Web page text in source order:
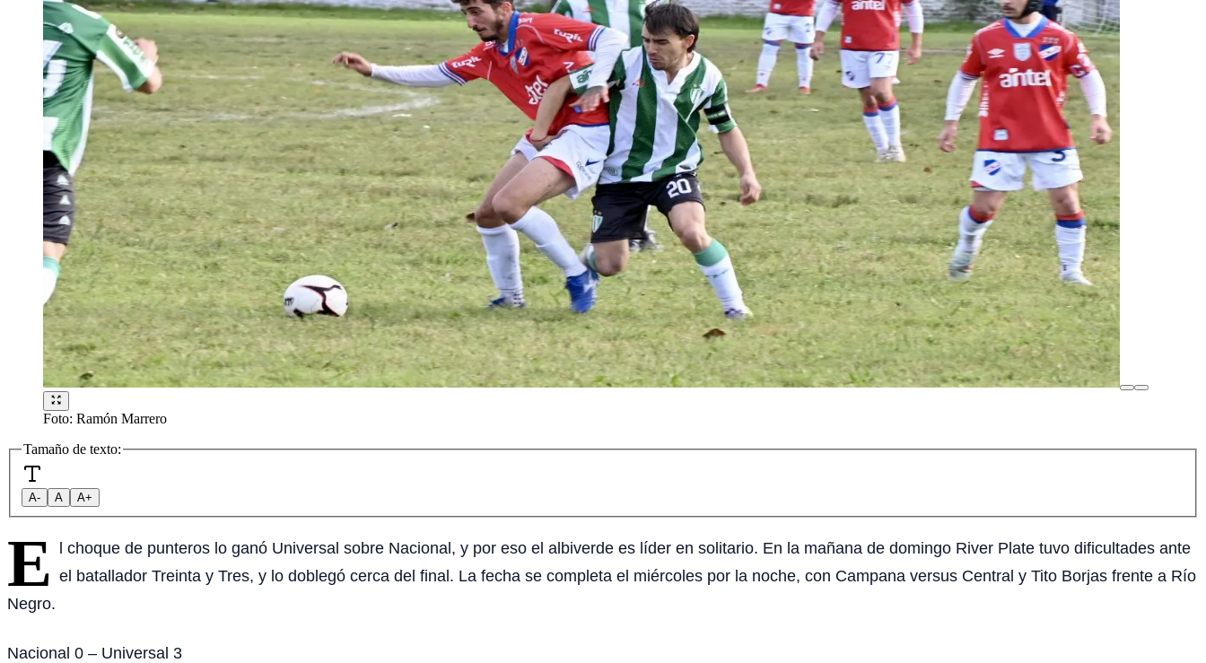
Foto: Ramón Marrero
Tamaño de texto:
A- A A+
E l choque de punteros lo ganó Universal sobre Nacional, y por eso el albiverde es líder en solitario. En la mañana de domingo River Plate tuvo dificultades ante
el batallador Treinta y Tres, y lo doblegó cerca del final. La fecha se completa el miércoles por la noche, con Campana versus Central y Tito Borjas frente a Río
Negro.
Nacional 0 – Universal 3